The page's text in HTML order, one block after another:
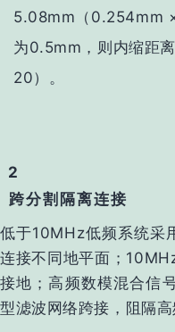
5.08mm（0.254mm ×
为0.5mm，则内缩距
20）。
2
跨分割隔离连接‌
低于10MHz低频系统采
连接不同地平面‌；
接地‌； 高频数模混合信
型滤波网络‌跨接，阻隔高